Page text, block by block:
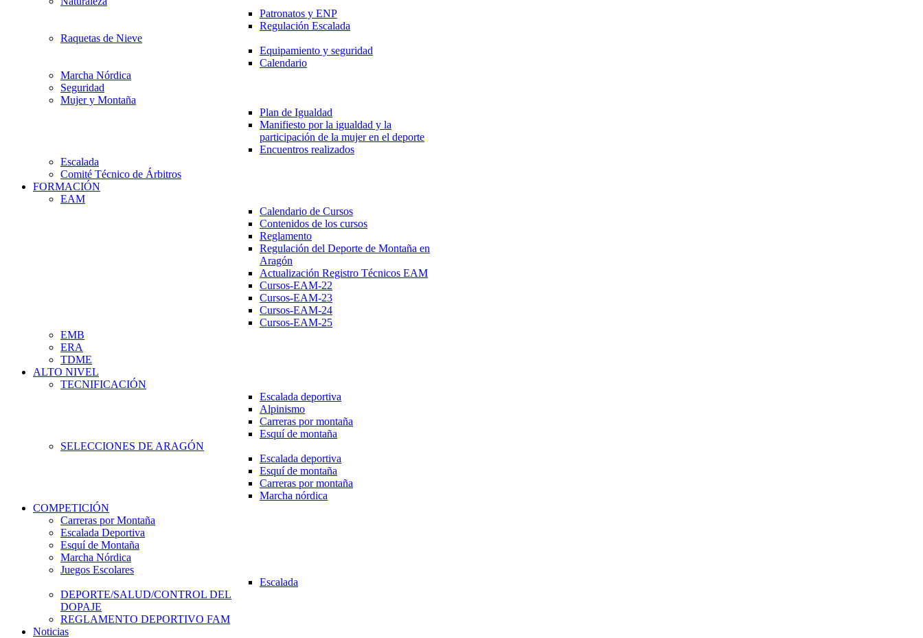
Patronatos y ENP
Regulación Escalada
Raquetas de Nieve
Equipamiento y seguridad
Calendario
Marcha Nórdica
Seguridad
Mujer y Montaña
Plan de Igualdad
Manifiesto por la igualdad y la
participación de la mujer en el deporte
Encuentros realizados
Escalada
Comité Técnico de Árbitros
FORMACIÓN
EAM
Calendario de Cursos
Contenidos de los cursos
Reglamento
Regulación del Deporte de Montaña en
Aragón
Actualización Registro Técnicos EAM
Cursos-EAM-22
Cursos-EAM-23
Cursos-EAM-24
Cursos-EAM-25
EMB
ERA
TDME
ALTO NIVEL
TECNIFICACIÓN
Escalada deportiva
Alpinismo
Carreras por montaña
Esquí de montaña
SELECCIONES DE ARAGÓN
Escalada deportiva
Esquí de montaña
Carreras por montaña
Marcha nórdica
COMPETICIÓN
Carreras por Montaña
Escalada Deportiva
Esquí de Montaña
Marcha Nórdica
Juegos Escolares
Escalada
DEPORTE/SALUD/CONTROL DEL
DOPAJE
REGLAMENTO DEPORTIVO FAM
Noticias